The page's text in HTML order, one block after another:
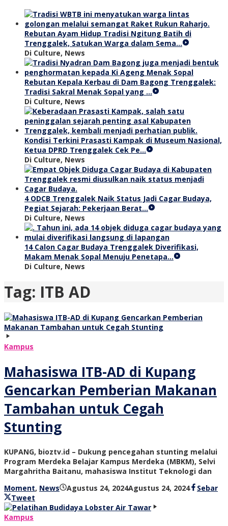
Rebutan Ayam Hidup Tradisi Ngitung Batih di
Trenggalek, Satukan Warga dalam Sema…
Di Culture, News
Rebutan Kepala Kerbau di Dam Bagong Trenggalek:
Tradisi Sakral Menak Sopal yang …
Di Culture, News
Kondisi Terkini Prasasti Kampak di Museum Nasional,
Ketua DPRD Trenggalek Cek Pe…
Di Culture, News
4 ODCB Trenggalek Naik Status Jadi Cagar Budaya,
Pegiat Sejarah: Pekerjaan Berat…
Di Culture, News
14 Calon Cagar Budaya Trenggalek Diverifikasi,
Makam Menak Sopal Menuju Penetapa…
Di Culture, News
Tag: ITB AD
Kampus
Mahasiswa ITB-AD di Kupang
Gencarkan Pemberian Makanan
Tambahan untuk Cegah
Stunting
KUPANG, bioztv.id – Dukung pencegahan stunting melalui
Program Merdeka Belajar Kampus Merdeka (MBKM), Selvi
Margahritha Baitanu, mahasiswa Institut Teknologi dan
Moment, News Agustus 24, 2024Agustus 24, 2024olehSebar
Tweet
Kampus